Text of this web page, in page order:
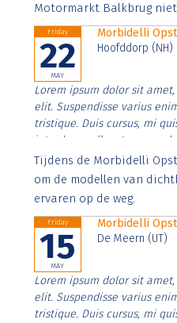
Motormarkt Balkbrug niet
Friday
22
MAY
Morbidelli
Hoofddorp (NH)
Lorem ipsum dolor sit
elit. Suspendisse varius
tristique. Duis cursus, mi
interdum nulla, ut
Aenean faucibus nibh et
imperdiet. Nunc ut sem
Tijdens de Morbidelli
om de modellen van
ervaren op de weg.
Friday
15
MAY
Morbidelli
De Meern (UT)
Lorem ipsum dolor sit
elit. Suspendisse varius
tristique. Duis cursus, mi